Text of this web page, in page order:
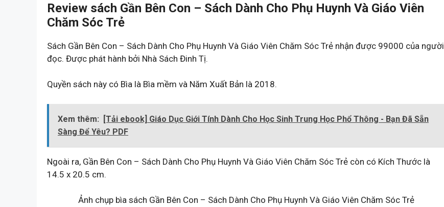
Review sách Gần Bên Con – Sách Dành Cho Phụ Huynh Và Giáo Viên
Chăm Sóc Trẻ
Sách Gần Bên Con – Sách Dành Cho Phụ Huynh Và Giáo Viên Chăm Sóc Trẻ nhận được 99000 của người
đọc. Được phát hành bởi Nhà Sách Đinh Tị.
Quyền sách này có Bìa là Bìa mềm và Năm Xuất Bản là 2018.
Xem thêm:
[Tải ebook] Giáo Dục Giới Tính Dành Cho Học Sinh Trung Học Phổ Thông - Bạn Đã Sẵn
Sàng Để Yêu? PDF
Ngoài ra, Gần Bên Con – Sách Dành Cho Phụ Huynh Và Giáo Viên Chăm Sóc Trẻ còn có Kích Thước là
14.5 x 20.5 cm.
Ảnh chụp bìa sách Gần Bên Con – Sách Dành Cho Phụ Huynh Và Giáo Viên Chăm Sóc Trẻ